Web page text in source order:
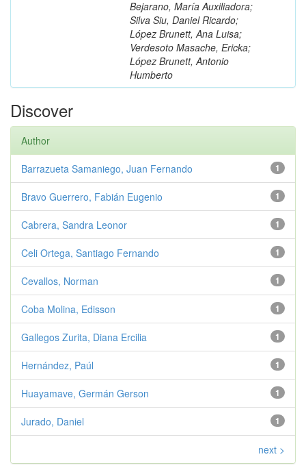
Bejarano, María Auxiliadora;
Silva Siu, Daniel Ricardo;
López Brunett, Ana Luisa;
Verdesoto Masache, Ericka;
López Brunett, Antonio
Humberto
Discover
Author
1
Barrazueta Samaniego, Juan Fernando
1
Bravo Guerrero, Fabián Eugenio
1
Cabrera, Sandra Leonor
1
Celi Ortega, Santiago Fernando
1
Cevallos, Norman
1
Coba Molina, Edisson
1
Gallegos Zurita, Diana Ercilia
1
Hernández, Paúl
1
Huayamave, Germán Gerson
1
Jurado, Daniel
next >